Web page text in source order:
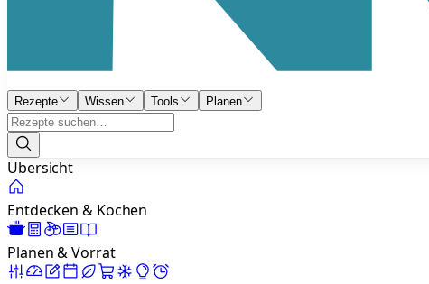
Rezepte Wissen Tools Planen
Übersicht
Entdecken & Kochen
Planen & Vorrat